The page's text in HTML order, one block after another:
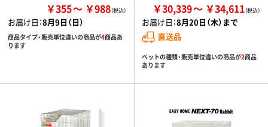
￥355 ￥988
お届け日：8月9日（日）
商品タイプ・販売単位違いの商品が4商品あ
ります
￥30,339 ￥34,611
お届け日：8月20日（木）まで
直送品
ペットの種類・販売単位違いの商品が2商品
あります